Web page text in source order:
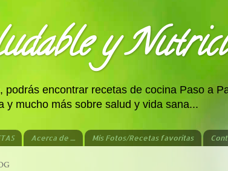
y
encontrar recetas de cocina Paso a
y mucho más sobre salud y vida sana...
Acerca de .... Mis Fotos/Recetas favoritas